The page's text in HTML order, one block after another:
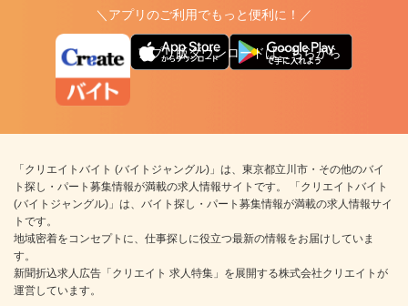
＼アプリのご利用でもっと便利に！／
アプリ版ダウンロードはこちらから
「クリエイトバイト (バイトジャングル)」は、東京都立川市・その他のバイ
ト探し・パート募集情報が満載の求人情報サイトです。 「クリエイトバイト
(バイトジャングル)」は、バイト探し・パート募集情報が満載の求人情報サイ
トです。
地域密着をコンセプトに、仕事探しに役立つ最新の情報をお届けしていま
す。
新聞折込求人広告「クリエイト 求人特集」を展開する株式会社クリエイトが
運営しています。